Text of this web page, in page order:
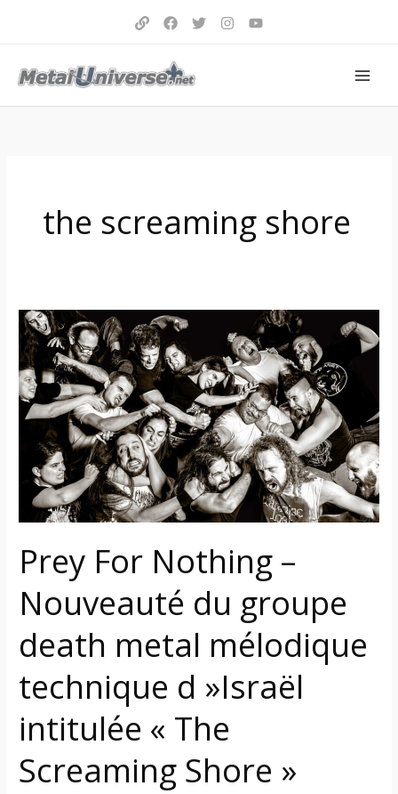
the screaming shore
Prey For Nothing –
Nouveauté du groupe
death metal mélodique
technique d »Israël
intitulée « The
Screaming Shore »
Prey
For
Nothing
–
Nouveauté
groupe
death
metal
mélodique
d »Israël
« The
Screaming
Shore »